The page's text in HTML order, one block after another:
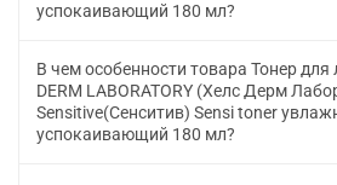
успокаивающий 180 мл?
В чем особенности товара Тонер для
DERM LABORATORY (Хелс Дерм
Sensitive(Сенситив) Sensi toner
успокаивающий 180 мл?